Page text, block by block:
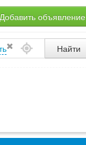
Добавить объявление
Найти